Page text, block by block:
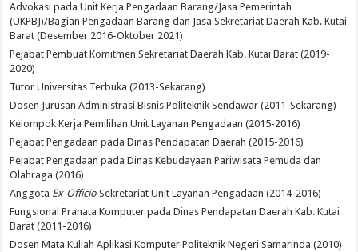
Advokasi pada Unit Kerja Pengadaan Barang/Jasa Pemerintah
(UKPBJ)/Bagian Pengadaan Barang dan Jasa Sekretariat Daerah Kab. Kutai
Barat (Desember 2016-Oktober 2021)
Pejabat Pembuat Komitmen Sekretariat Daerah Kab. Kutai Barat (2019-
2020)
Tutor Universitas Terbuka (2013-Sekarang)
Dosen Jurusan Administrasi Bisnis Politeknik Sendawar (2011-Sekarang)
Kelompok Kerja Pemilihan Unit Layanan Pengadaan (2015-2016)
Pejabat Pengadaan pada Dinas Pendapatan Daerah (2015-2016)
Pejabat Pengadaan pada Dinas Kebudayaan Pariwisata Pemuda dan
Olahraga (2016)
Anggota Ex-Officio Sekretariat Unit Layanan Pengadaan (2014-2016)
Fungsional Pranata Komputer pada Dinas Pendapatan Daerah Kab. Kutai
Barat (2011-2016)
Dosen Mata Kuliah Aplikasi Komputer Politeknik Negeri Samarinda (2010)